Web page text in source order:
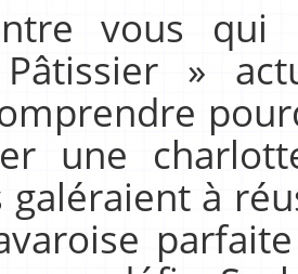
vous qui
»
une
galéraient à